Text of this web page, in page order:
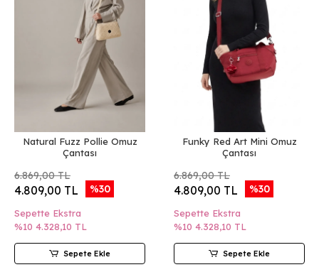
Natural Fuzz Pollie Omuz
Çantası
6.869,00 TL
4.809,00 TL %30
Sepette Ekstra
%10 4.328,10 TL
Sepete Ekle
Funky Red Art Mini Omuz
Çantası
6.869,00 TL
4.809,00 TL %30
Sepette Ekstra
%10 4.328,10 TL
Sepete Ekle